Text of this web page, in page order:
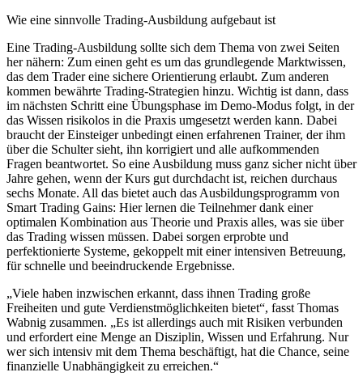
Wie eine sinnvolle Trading-Ausbildung aufgebaut ist
Eine Trading-Ausbildung sollte sich dem Thema von zwei Seiten
her nähern: Zum einen geht es um das grundlegende Marktwissen,
das dem Trader eine sichere Orientierung erlaubt. Zum anderen
kommen bewährte Trading-Strategien hinzu. Wichtig ist dann, dass
im nächsten Schritt eine Übungsphase im Demo-Modus folgt, in der
das Wissen risikolos in die Praxis umgesetzt werden kann. Dabei
braucht der Einsteiger unbedingt einen erfahrenen Trainer, der ihm
über die Schulter sieht, ihn korrigiert und alle aufkommenden
Fragen beantwortet. So eine Ausbildung muss ganz sicher nicht über
Jahre gehen, wenn der Kurs gut durchdacht ist, reichen durchaus
sechs Monate. All das bietet auch das Ausbildungsprogramm von
Smart Trading Gains: Hier lernen die Teilnehmer dank einer
optimalen Kombination aus Theorie und Praxis alles, was sie über
das Trading wissen müssen. Dabei sorgen erprobte und
perfektionierte Systeme, gekoppelt mit einer intensiven Betreuung,
für schnelle und beeindruckende Ergebnisse.
„Viele haben inzwischen erkannt, dass ihnen Trading große
Freiheiten und gute Verdienstmöglichkeiten bietet“, fasst Thomas
Wabnig zusammen. „Es ist allerdings auch mit Risiken verbunden
und erfordert eine Menge an Disziplin, Wissen und Erfahrung. Nur
wer sich intensiv mit dem Thema beschäftigt, hat die Chance, seine
finanzielle Unabhängigkeit zu erreichen.“